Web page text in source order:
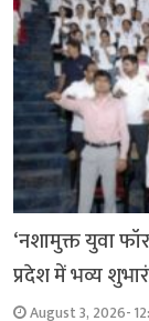
‘नशामुक्त युवा
प्रदेश में भव्य
August 3, 2026-